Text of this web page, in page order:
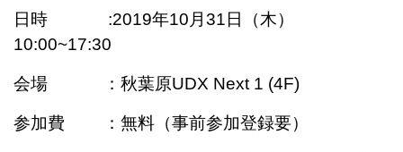
日時 :2019年10月31 日（木）
10:00~17:30
会場 ：秋葉原UDX Next 1 (4F)
参加費 ：無料（事前参加登録要）